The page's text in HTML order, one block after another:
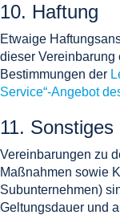
10. Haftung
Etwaige
dieser Vereinbarung
Bestimmungen der
Service“-Angebot
11. Sonstiges
Vereinbarungen zu
Maßnahmen sowie
Subunternehmen)
Geltungsdauer und